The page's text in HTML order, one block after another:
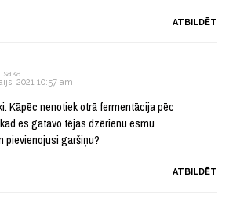
ATBILDĒT
saka:
2021 10:57 am
Kāpēc nenotiek otrā fermentācija pēc
es gatavo tējas dzērienu esmu
pievienojusi garšiņu?
ATBILDĒT